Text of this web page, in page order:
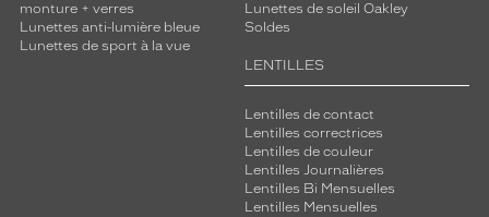
monture + verres
Lunettes anti-lumière bleue
Lunettes de sport à la vue
Lunettes de soleil Oakley
Soldes
LENTILLES
Lentilles de contact
Lentilles correctrices
Lentilles de couleur
Lentilles Journalières
Lentilles Bi Mensuelles
Lentilles Mensuelles